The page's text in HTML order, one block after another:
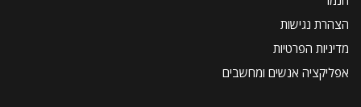
הצהרת נגישות
מדיניות הפרטיות
אפליקציה אנשים ומחשבים